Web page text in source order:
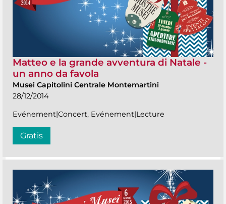
Matteo e la grande avventura di Natale -
un anno da favola
Musei Capitolini Centrale Montemartini
28/12/2014
Evénement|Concert, Evénement|Lecture
Gratis